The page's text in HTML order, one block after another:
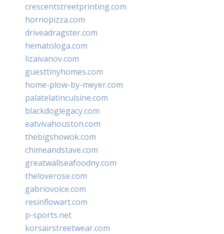
crescentstreetprinting.com
hornopizza.com
driveadragster.com
hematologa.com
lizaivanov.com
guesttinyhomes.com
home-plow-by-meyer.com
palatelatincuisine.com
blackdoglegacy.com
eatvivahouston.com
thebigshowok.com
chimeandstave.com
greatwallseafoodny.com
theloverose.com
gabriovoice.com
resinflowart.com
p-sports.net
korsairstreetwear.com